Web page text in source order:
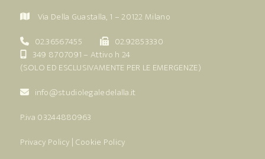
Via Della Guastalla, 1 – 20122 Milano
02.36567455
02.92853330
349 8707091 – Attivo h 24
(SOLO ED ESCLUSIVAMENTE PER LE EMERGENZE)
info@studiolegaledelalla.it
P.iva 03244880963
Privacy Policy | Cookie Policy